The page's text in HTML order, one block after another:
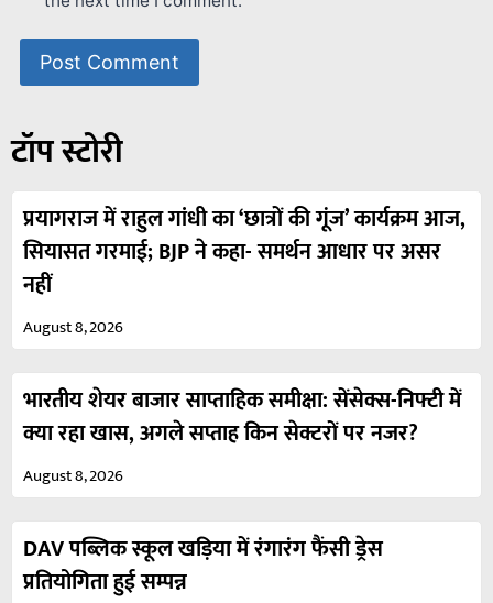
टॉप स्टोरी
प्रयागराज में राहुल गांधी का ‘छात्रों की गूंज’ कार्यक्रम आज,
सियासत गरमाई; BJP ने कहा- समर्थन आधार पर असर
नहीं
August 8, 2026
भारतीय शेयर बाजार साप्ताहिक समीक्षा: सेंसेक्स-निफ्टी में
क्या रहा खास, अगले सप्ताह किन सेक्टरों पर नजर?
August 8, 2026
DAV पब्लिक स्कूल खड़िया में रंगारंग फैंसी ड्रेस
प्रतियोगिता हुई सम्पन्न